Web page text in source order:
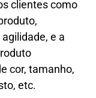
clientes como
e a
cor, tamanho,
etc.